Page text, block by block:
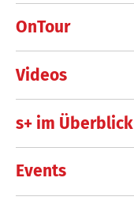
OnTour
Videos
s+ im Überblick
Events